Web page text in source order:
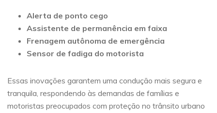
Alerta de ponto cego
Assistente de permanência em faixa
Frenagem autônoma de emergência
Sensor de fadiga do motorista
Essas inovações garantem uma condução mais segura e
tranquila, respondendo às demandas de famílias e
motoristas preocupados com proteção no trânsito urbano